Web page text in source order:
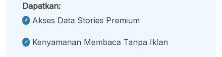
Dapatkan:
Akses Data Stories Premium
Kenyamanan Membaca Tanpa Iklan